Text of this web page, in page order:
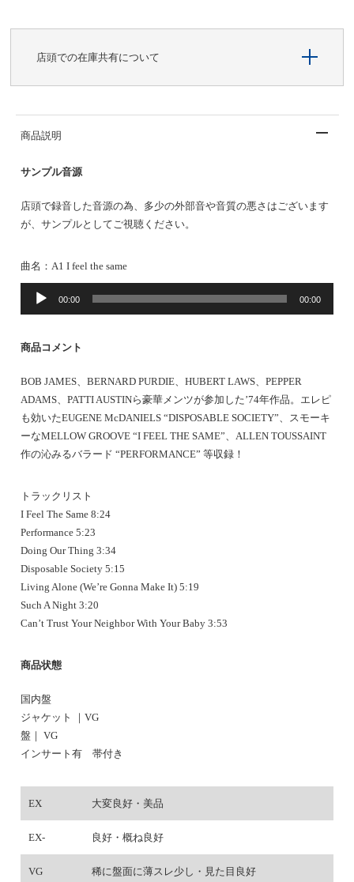
店頭での在庫共有について
商品説明
サンプル音源
店頭で録音した音源の為、多少の外部音や音質の悪さはございます
が、サンプルとしてご視聴ください。
曲名： A1 I feel the same
音
ー
00:00 00:00
商品コメント
BOB JAMES、BERNARD PURDIE、HUBERT LAWS、PEPPER
ADAMS、PATTI AUSTINら豪華メンツが参加した’74年作品。エレピ
も効いたEUGENE McDANIELS “DISPOSABLE SOCIETY”、スモーキ
ーなMELLOW GROOVE “I FEEL THE SAME”、ALLEN TOUSSAINT
作の沁みるバラード “PERFORMANCE” 等収録！
トラックリスト
I Feel The Same 8:24
Performance 5:23
Doing Our Thing 3:34
Disposable Society 5:15
Living Alone (We’re Gonna Make It) 5:19
Such A Night 3:20
Can’t Trust Your Neighbor With Your Baby 3:53
商品状態
国内盤
ジャケット ｜VG
盤｜ VG
インサート有 帯付き
EX 大変良好・美品
EX- 良好・概ね良好
VG
稀に盤面に薄スレ少し・見た目良好